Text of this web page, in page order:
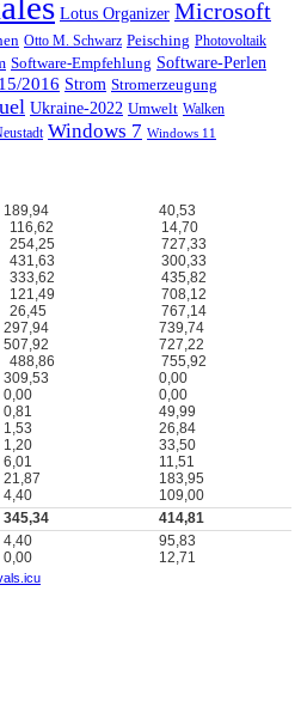
Lotus Organizer Microsoft
Otto M. Schwarz Peisching Photovoltaik
Software-Empfehlung Software-Perlen
2016 Strom Stromerzeugung
Ukraine-2022 Umwelt Walken
Windows 7 Windows 11
189,94
40,53
116,62
14,70
254,25
727,33
431,63
300,33
333,62
435,82
121,49
708,12
26,45
767,14
297,94
739,74
507,92
727,22
488,86
755,92
309,53
0,00
0,00
0,00
0,81
49,99
1,53
26,84
1,20
33,50
6,01
11,51
21,87
183,95
4,40
109,00
345,34
414,81
4,40
95,83
0,00 12,71